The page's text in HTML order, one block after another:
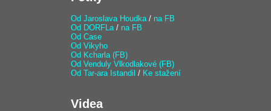
Od Jaroslava Houdka/ na FB
Od DORFLa/ na FB
Od Case
Od Vikyho
Od Kcharla (FB)
Od Venduly Vlkodlakové (FB)
Od Tar-ara Istandil / Ke stažení
Videa